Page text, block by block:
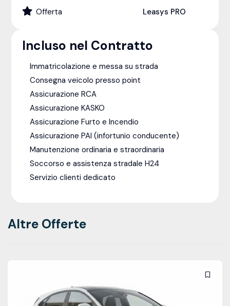
Offerta Leasys PRO
Incluso nel Contratto
Immatricolazione e messa su strada
Consegna veicolo presso point
Assicurazione RCA
Assicurazione KASKO
Assicurazione Furto e Incendio
Assicurazione PAI (infortunio conducente)
Manutenzione ordinaria e straordinaria
Soccorso e assistenza stradale H24
Servizio clienti dedicato
Altre Offerte